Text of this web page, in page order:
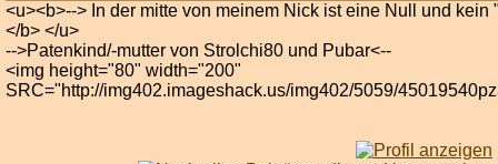
<u><b>--> In der mitte von meinem Nick ist eine Null und kein
</b> </u>
-->Patenkind/-mutter von Strolchi80 und Pubar<--
<img height="80" width="200"
SRC="http://img402.imageshack.us/img402/5059/